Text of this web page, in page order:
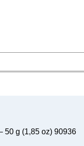
50 g (1,85 oz) 90936